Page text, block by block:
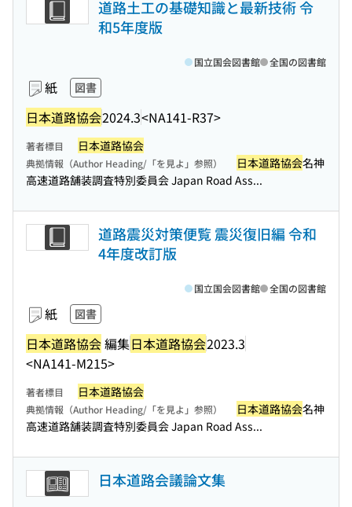
道路土工の基礎知識と最新技術 令
和5年度版
紙 図書
日本道路協会2024.3<NA141-R37>
国立国会図書館 全国の図書館
著者標目 日本道路協会
典拠情報（Author Heading/「を見よ」参照） 日本道路協会名神
高速道路舗装調査特別委員会 Japan Road Ass...
道路震災対策便覧 震災復旧編 令和
4年度改訂版
紙 図書
日本道路協会編集日本道路協会2023.3
<NA141-M215>
国立国会図書館 全国の図書館
著者標目 日本道路協会
典拠情報（Author Heading/「を見よ」参照） 日本道路協会名神
高速道路舗装調査特別委員会 Japan Road Ass...
日本道路会議論文集